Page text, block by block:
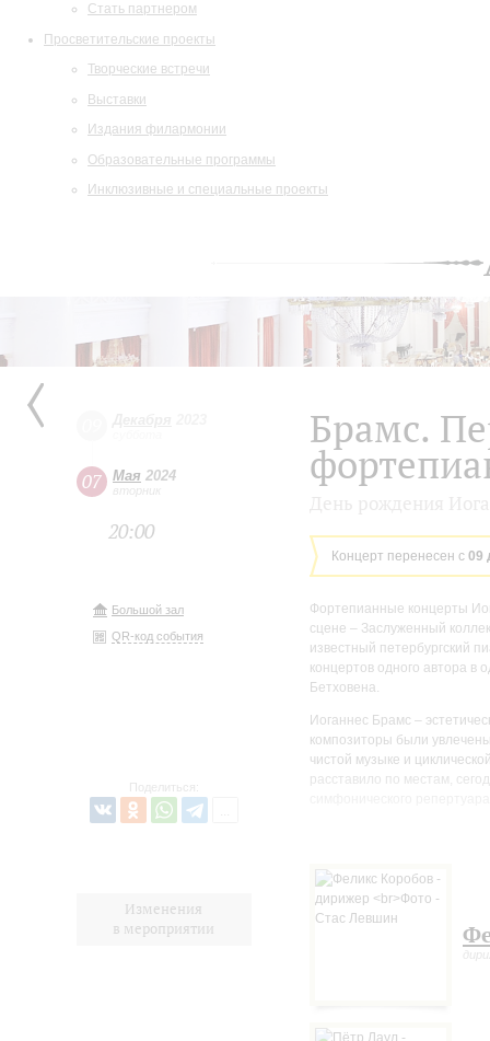
Стать партнером
Просветительские проекты
Творческие встречи
Выставки
Издания филармонии
Образовательные программы
Инклюзивные и специальные проекты
07 Мая 2024
вторник
20:00
Большой зал
QR-код события
Поделиться:
Изменения
в мероприятии
Брамс.
Концерт перенесен с 09
Фортепианные концерты
сцене – Заслуженный
известный петербургский
концертов одного автора в
Бетховена.
Иоганнес Брамс –
композиторы были
чистой музыке и
расставило по местам,
Для нас он – почтенный
застенчивый Иоганнес был
образом для своего
для него судьбоносным.
провозгласил юношу
первые наброски